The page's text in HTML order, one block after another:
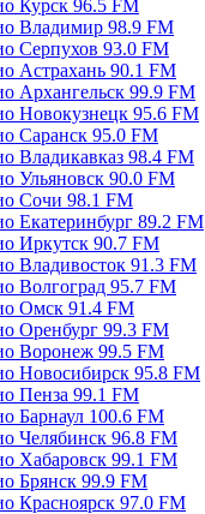
Курск 96.5 FM
Владимир 98.9 FM
Серпухов 93.0 FM
Астрахань 90.1 FM
Архангельск 99.9 FM
Новокузнецк 95.6 FM
Саранск 95.0 FM
Владикавказ 98.4 FM
Ульяновск 90.0 FM
Сочи 98.1 FM
Екатеринбург 89.2 FM
Иркутск 90.7 FM
Владивосток 91.3 FM
Волгоград 95.7 FM
Омск 91.4 FM
Оренбург 99.3 FM
Воронеж 99.5 FM
Новосибирск 95.8 FM
Пенза 99.1 FM
Барнаул 100.6 FM
Челябинск 96.8 FM
Хабаровск 99.1 FM
Брянск 99.9 FM
Красноярск 97.0 FM